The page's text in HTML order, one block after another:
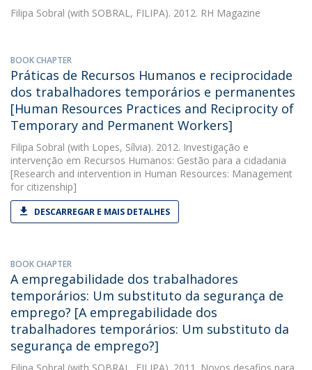
Filipa Sobral (with SOBRAL, FILIPA). 2012. RH Magazine
BOOK CHAPTER
Práticas de Recursos Humanos e reciprocidade
dos trabalhadores temporários e permanentes
[Human Resources Practices and Reciprocity of
Temporary and Permanent Workers]
Filipa Sobral (with Lopes, Sílvia). 2012. Investigação e
intervenção em Recursos Humanos: Gestão para a cidadania
[Research and intervention in Human Resources: Management
for citizenship]
DESCARREGAR E MAIS DETALHES
BOOK CHAPTER
A empregabilidade dos trabalhadores
temporários: Um substituto da segurança de
emprego? [A empregabilidade dos
trabalhadores temporários: Um substituto da
segurança de emprego?]